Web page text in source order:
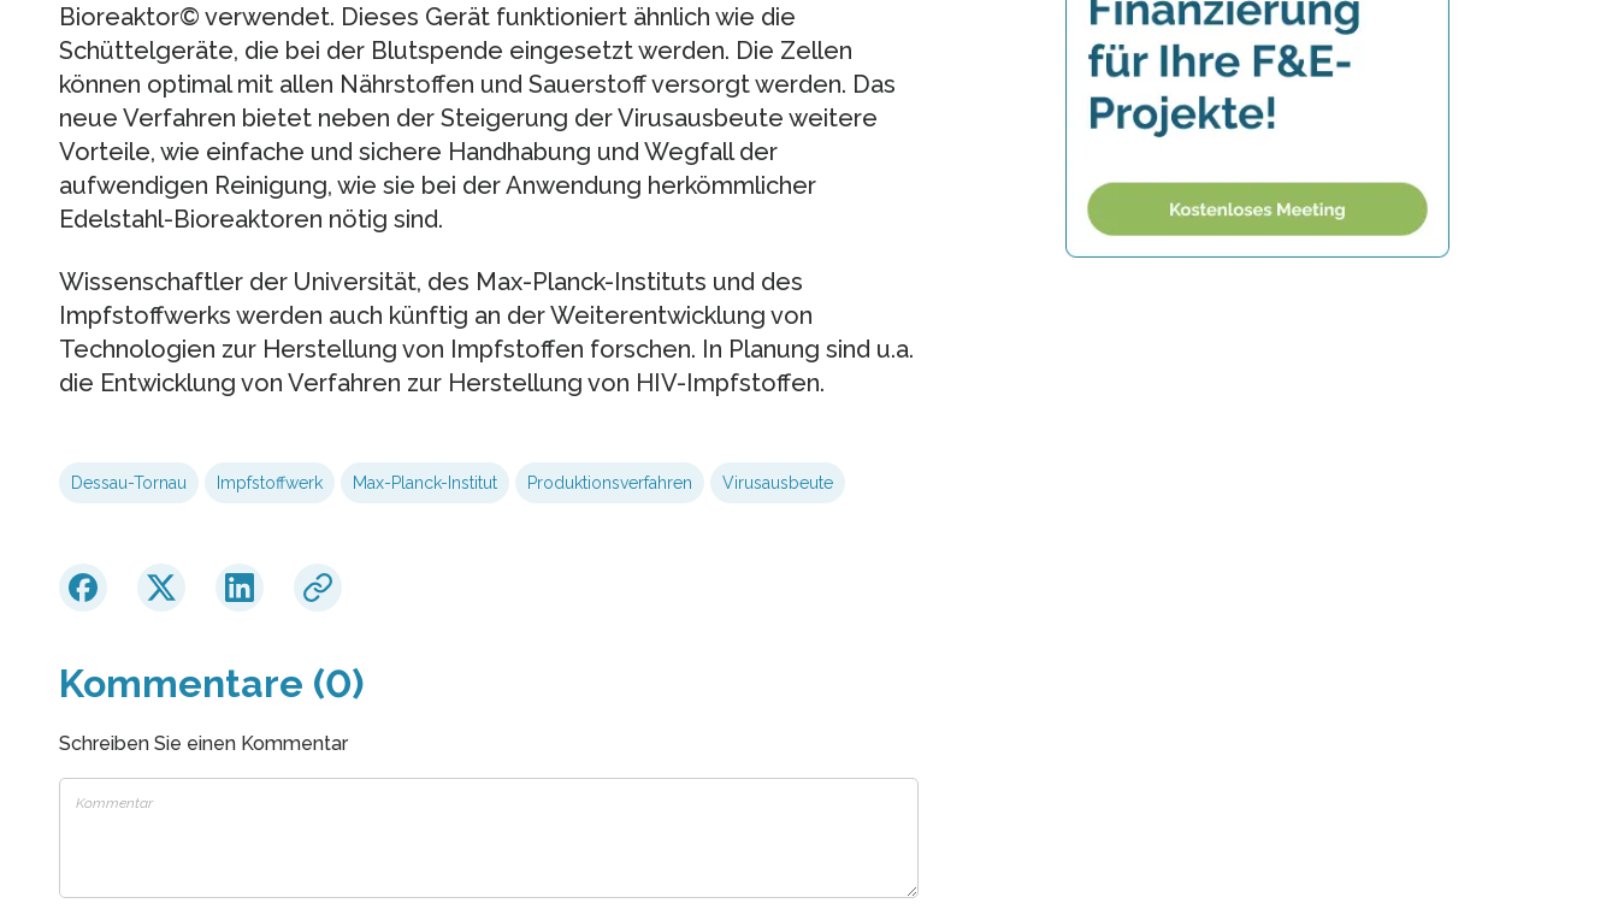
Bioreaktor© verwendet. Dieses Gerät funktioniert ähnlich wie die
Schüttelgeräte, die bei der Blutspende eingesetzt werden. Die Zellen
können optimal mit allen Nährstoffen und Sauerstoff versorgt werden. Das
neue Verfahren bietet neben der Steigerung der Virusausbeute weitere
Vorteile, wie einfache und sichere Handhabung und Wegfall der
aufwendigen Reinigung, wie sie bei der Anwendung herkömmlicher
Edelstahl-Bioreaktoren nötig sind.
Wissenschaftler der Universität, des Max-Planck-Instituts und des
Impfstoffwerks werden auch künftig an der Weiterentwicklung von
Technologien zur Herstellung von Impfstoffen forschen. In Planung sind u.a.
die Entwicklung von Verfahren zur Herstellung von HIV-Impfstoffen.
Dessau-Tornau Impfstoffwerk Max-Planck-Institut Produktionsverfahren Virusausbeute
Kommentare (0)
Schreiben Sie einen Kommentar